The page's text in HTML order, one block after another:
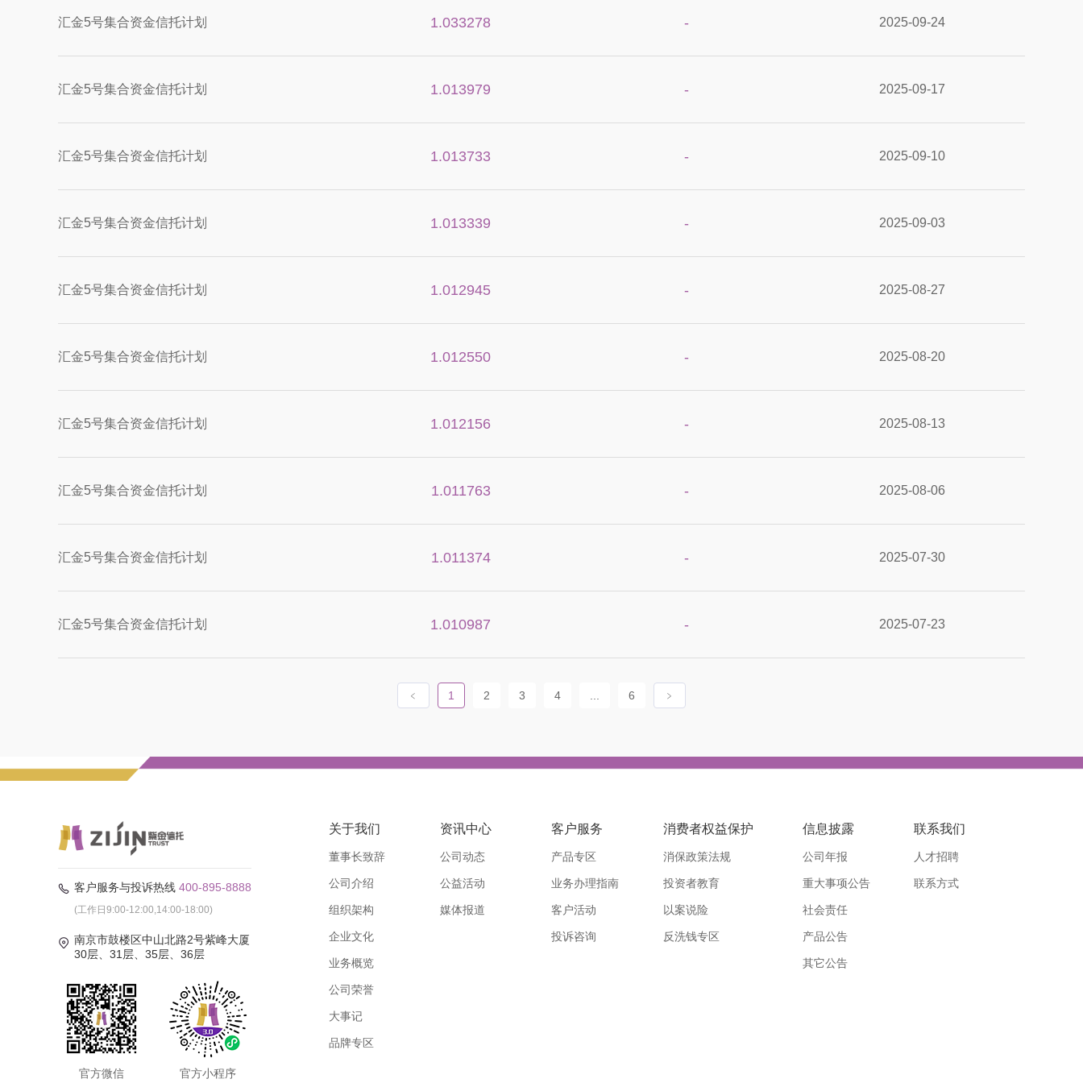
汇金5号集合资金信托计划 1.033278 - 2025-09-24
汇金5号集合资金信托计划 1.013979 - 2025-09-17
汇金5号集合资金信托计划 1.013733 - 2025-09-10
汇金5号集合资金信托计划 1.013339 - 2025-09-03
汇金5号集合资金信托计划 1.012945 - 2025-08-27
汇金5号集合资金信托计划 1.012550 - 2025-08-20
汇金5号集合资金信托计划 1.012156 - 2025-08-13
汇金5号集合资金信托计划 1.011763 - 2025-08-06
汇金5号集合资金信托计划 1.011374 - 2025-07-30
汇金5号集合资金信托计划 1.010987 - 2025-07-23
﹤ 1 2 3 4 6 ﹥
客户服务与投诉热线 400-895-8888
(工作日9:00-12:00,14:00-18:00)
南京市鼓楼区中山北路2号紫峰大厦
30层、31层、35层、36层
官方微信 官方小程序
关于我们
董事长致辞
公司介绍
组织架构
企业文化
业务概览
公司荣誉
大事记
品牌专区
资讯中心
公司动态
公益活动
媒体报道
客户服务
产品专区
业务办理指南
客户活动
投诉咨询
消费者权益保护
消保政策法规
投资者教育
以案说险
反洗钱专区
信息披露
公司年报
重大事项公告
社会责任
产品公告
其它公告
联系我们
人才招聘
联系方式